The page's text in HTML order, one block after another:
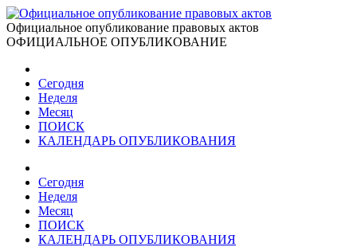
Официальное опубликование правовых актов
ОФИЦИАЛЬНОЕ ОПУБЛИКОВАНИЕ
Сегодня
Неделя
Месяц
ПОИСК
КАЛЕНДАРЬ ОПУБЛИКОВАНИЯ
Сегодня
Неделя
Месяц
ПОИСК
КАЛЕНДАРЬ ОПУБЛИКОВАНИЯ